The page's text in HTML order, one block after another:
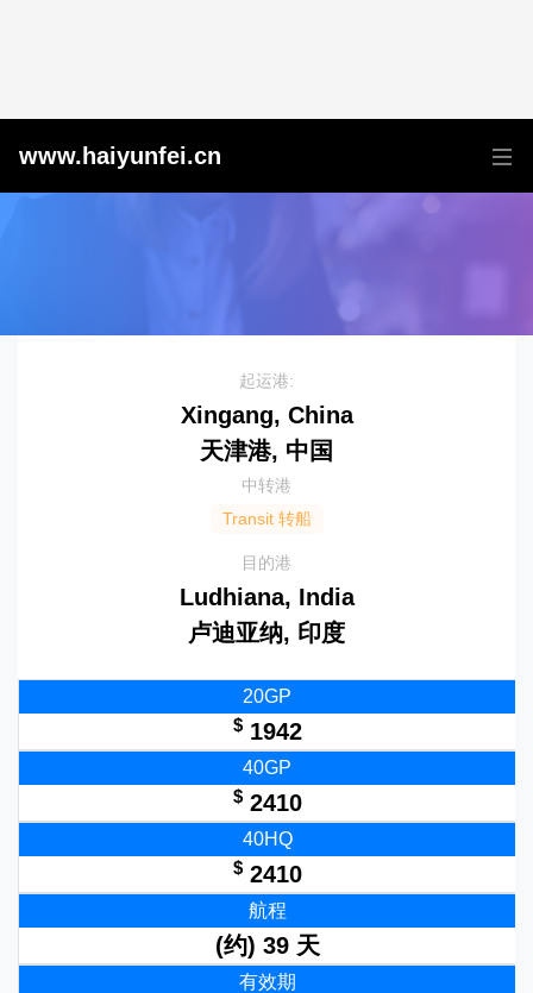
www.haiyunfei.cn
起运港:
Xingang, China
天津港, 中国
中转港
Transit 转船
目的港
Ludhiana, India
卢迪亚纳, 印度
20GP
$1942
40GP
$2410
40HQ
$2410
航程
(约) 39 天
有效期